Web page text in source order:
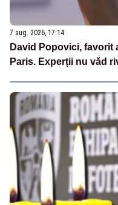
7 aug. 2026, 17:14
David Popovici, favorit
Paris. Experții nu văd